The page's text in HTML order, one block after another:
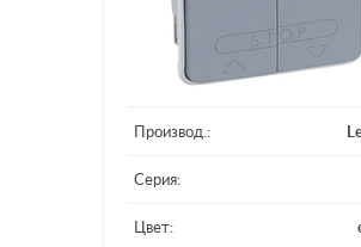
Производ.:
Серия:
Цвет: